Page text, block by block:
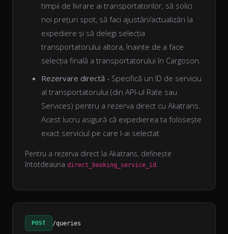
timpii de livrare ai transportatorilor, să solici
noi prețuri spot, să faci ajustări/actualizări la
expediere și să delegi selecția
transportatorului altora, înainte de a face
selecția finală a transportatorului în Cargoson.
Rezervare directă - Specifică un ID de serviciu
al transportatorului (din API-ul Rate sau
Services) pentru a rezerva direct cu Akatrans.
Acest lucru asigură că expedierea ta folosește
exact serviciul pe care l-ai selectat.
Pentru a rezerva direct la Akatrans, definește
întotdeauna direct_booking_service_id .
POST /queries